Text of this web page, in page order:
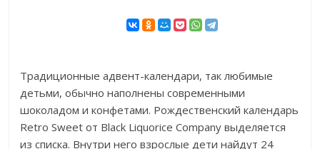
Традиционные адвент-календари, так любимые
детьми, обычно наполнены современными
шоколадом и конфетами. Рождественский календарь
Retro Sweet от Black Liquorice Company выделяется
из списка. Внутри него взрослые дети найдут 24